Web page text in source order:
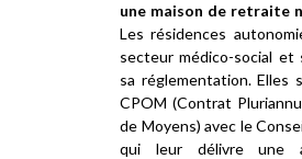
une maison de retraite
Les résidences
secteur médico-social et
sa réglementation. Elles
CPOM (Contrat
de Moyens) avec le
qui leur délivre une